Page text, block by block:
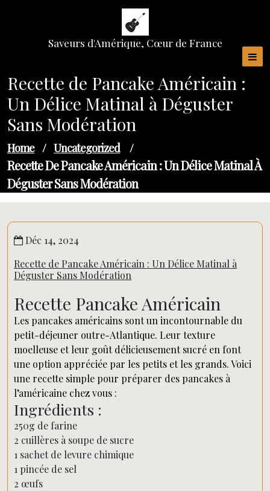
Saveurs d'Amérique, Cœur de France
Recette de Pancake Américain :
Un Délice Matinal à Déguster
Sans Modération
Home / Uncategorized /
Recette De Pancake Américain : Un Délice Matinal À
Déguster Sans Modération
Déc 14, 2024
Recette de Pancake Américain : Un Délice Matinal à
Déguster Sans Modération
Recette Pancake Américain
Les pancakes américains sont un incontournable du
petit-déjeuner outre-Atlantique. Leur texture
moelleuse et leur goût délicieusement sucré en font
une option appréciée par les petits et les grands. Voici
une recette simple pour préparer des pancakes à
l’américaine chez vous :
Ingrédients :
250g de farine
2 cuillères à soupe de sucre
1 sachet de levure chimique
1 pincée de sel
2 œufs